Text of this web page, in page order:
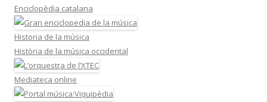
Enciclopèdia catalana
Historia de la música
Història de la música occidental
Mediateca online